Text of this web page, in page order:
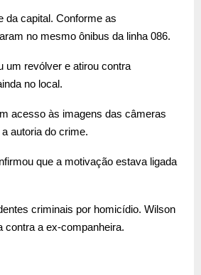
da capital. Conforme as
no mesmo ônibus da linha 086.
um revólver e atirou contra
no local.
acesso às imagens das câmeras
autoria do crime.
que a motivação estava ligada
criminais por homicídio. Wilson
contra a ex-companheira.